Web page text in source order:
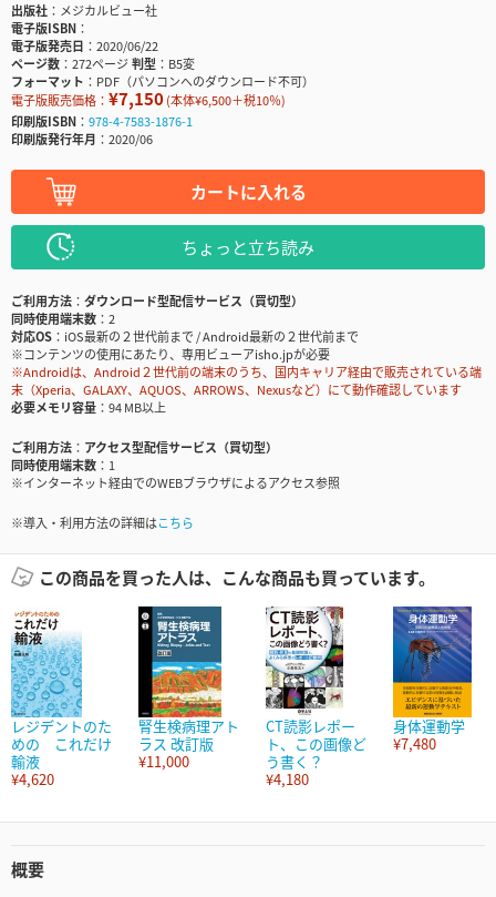
出版社
メジカルビュー社
電子版ISBN
電子版発売日
2020/06/22
ページ数
272ページ判型
B5変
フォーマット
PDF（パソコンへのダウンロード不可）
電子版販売価格： ¥7,150(本体¥6,500＋税10％)
印刷版ISBN
978-4-7583-1876-1
印刷版発行年月
2020/06
カートに入れる
ちょっと立ち読み
ご利用方法
ダウンロード型配信サービス（買切型）
同時使用端末数
2
対応OS
iOS最新の２世代前まで / Android最新の２世代前まで
※コンテンツの使用にあたり、専用ビューアisho.jpが必要
※Androidは、Android２世代前の端末のうち、国内キャリア経由で販売されている端
末（Xperia、GALAXY、AQUOS、ARROWS、Nexusなど）にて動作確認しています
必要メモリ容量
94 MB以上
ご利用方法
アクセス型配信サービス（買切型）
同時使用端末数
1
※インターネット経由でのWEBブラウザによるアクセス参照
※導入・利用方法の詳細はこちら
この商品を買った人は、こんな商品も買っています。
レジデントのた
めの これだけ
輸液
¥4,620
腎生検病理アト
ラス 改訂版
¥11,000
CT読影レポー
ト、この画像ど
う書く？
¥4,180
身体運動学
¥7,480
概要